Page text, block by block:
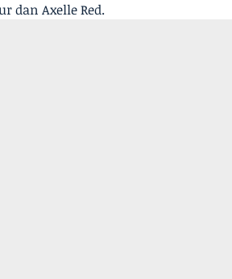
dan Axelle Red.